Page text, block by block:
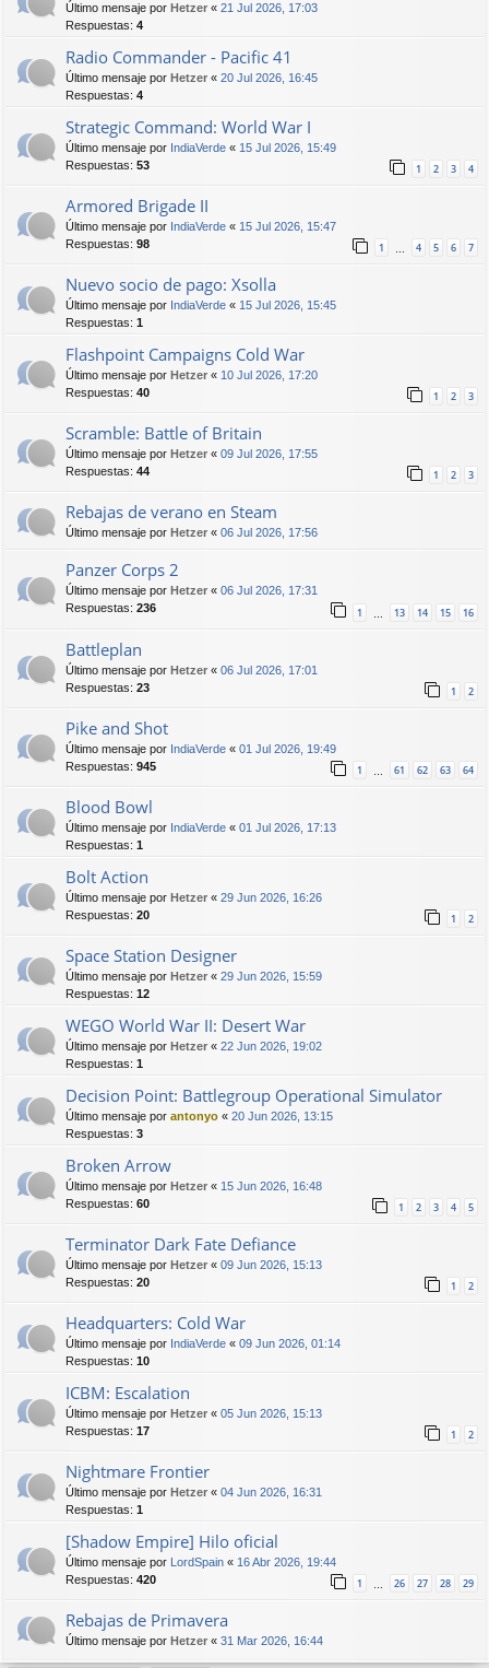
Último mensaje por Hetzer « 21 Jul 2026, 17:03
Respuestas: 4
Radio Commander - Pacific 41
Último mensaje por Hetzer « 20 Jul 2026, 16:45
Respuestas: 4
Strategic Command: World War I
Último mensaje por IndiaVerde « 15 Jul 2026, 15:49
Respuestas: 53 1 2 3 4
Armored Brigade II
Último mensaje por IndiaVerde « 15 Jul 2026, 15:47
Respuestas: 98 1 … 4 5 6 7
Nuevo socio de pago: Xsolla
Último mensaje por IndiaVerde « 15 Jul 2026, 15:45
Respuestas: 1
Flashpoint Campaigns Cold War
Último mensaje por Hetzer « 10 Jul 2026, 17:20
Respuestas: 40 1 2 3
Scramble: Battle of Britain
Último mensaje por Hetzer « 09 Jul 2026, 17:55
Respuestas: 44 1 2 3
Rebajas de verano en Steam
Último mensaje por Hetzer « 06 Jul 2026, 17:56
Panzer Corps 2
Último mensaje por Hetzer « 06 Jul 2026, 17:31
Respuestas: 236 1 13 14 15 16
Battleplan
Último mensaje por Hetzer « 06 Jul 2026, 17:01
Respuestas: 23 1 2
Pike and Shot
Último mensaje por IndiaVerde « 01 Jul 2026, 19:49
Respuestas: 945 1 61 62 63 64
Blood Bowl
Último mensaje por IndiaVerde « 01 Jul 2026, 17:13
Respuestas: 1
Bolt Action
Último mensaje por Hetzer « 29 Jun 2026, 16:26
Respuestas: 20 1 2
Space Station Designer
Último mensaje por Hetzer « 29 Jun 2026, 15:59
Respuestas: 12
WEGO World War II: Desert War
Último mensaje por Hetzer « 22 Jun 2026, 19:02
Respuestas: 1
Decision Point: Battlegroup Operational Simulator
Último mensaje por antonyo « 20 Jun 2026, 13:15
Respuestas: 3
Broken Arrow
Último mensaje por Hetzer « 15 Jun 2026, 16:48
Respuestas: 60 1 2 3 4 5
Terminator Dark Fate Defiance
Último mensaje por Hetzer « 09 Jun 2026, 15:13
Respuestas: 20 1 2
Headquarters: Cold War
Último mensaje por IndiaVerde « 09 Jun 2026, 01:14
Respuestas: 10
ICBM: Escalation
Último mensaje por Hetzer « 05 Jun 2026, 15:13
Respuestas: 17 1 2
Nightmare Frontier
Último mensaje por Hetzer « 04 Jun 2026, 16:31
Respuestas: 1
[Shadow Empire] Hilo oficial
Último mensaje por LordSpain « 16 Abr 2026, 19:44
Respuestas: 420 1 … 26 27 28 29
Rebajas de Primavera
Último mensaje por Hetzer « 31 Mar 2026, 16:44